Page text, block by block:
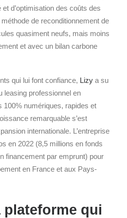
d’optimisation des coûts des
de reconditionnement de
quasiment neufs, mais moins
et avec un bilan carbone
qui lui font confiance, Lizy a su
leasing professionnel en
100% numériques, rapides et
remarquable s’est
internationale. L’entreprise
en 2022 (8,5 millions en fonds
financement par emprunt) pour
en France et aux Pays-
plateforme qui